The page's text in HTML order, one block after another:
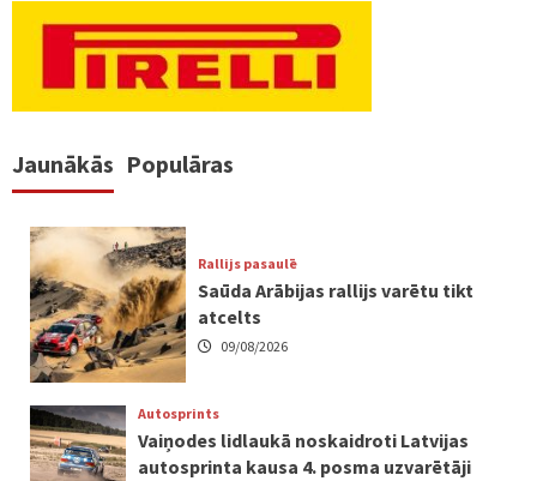
Jaunākās Populāras
Rallijs pasaulē
Saūda Arābijas rallijs varētu tikt
atcelts
09/08/2026
Autosprints
Vaiņodes lidlaukā noskaidroti Latvijas
autosprinta kausa 4. posma uzvarētāji